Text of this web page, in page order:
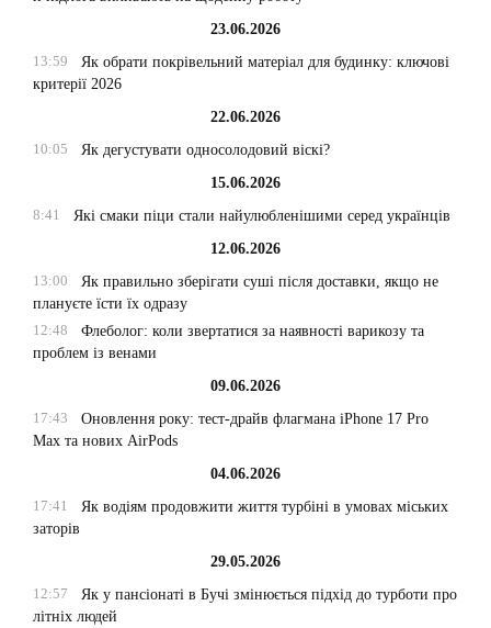
23.06.2026
13:59
Як обрати покрівельний матеріал для будинку: ключові
критерії 2026
22.06.2026
10:05
Як дегустувати односолодовий віскі?
15.06.2026
8:41
Які смаки піци стали найулюбленішими серед українців
12.06.2026
13:00
Як правильно зберігати суші після доставки, якщо не
плануєте їсти їх одразу
12:48
Флеболог: коли звертатися за наявності варикозу та
проблем із венами
09.06.2026
17:43
Оновлення року: тест-драйв флагмана iPhone 17 Pro
Max та нових AirPods
04.06.2026
17:41
Як водіям продовжити життя турбіні в умовах міських
заторів
29.05.2026
12:57
Як у пансіонаті в Бучі змінюється підхід до турботи про
літніх людей